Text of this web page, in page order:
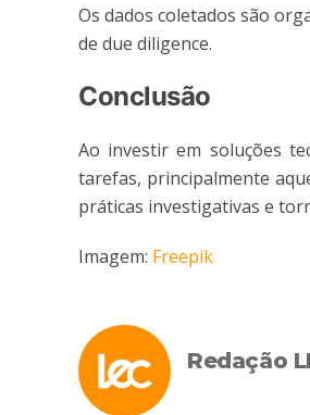
Os dados coletados são
de due diligence.
Conclusão
Ao investir em soluções
tarefas, principalmente
práticas investigativas e
Imagem: Freepik
Redação